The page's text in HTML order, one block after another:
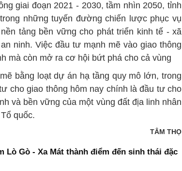
giai đoạn 2021 - 2030, tầm nhìn 2050, tỉnh
những tuyến đường chiến lược phục vụ
tảng bền vững cho phát triển kinh tế - xã
ninh. Việc đầu tư mạnh mẽ vào giao thông
mà còn mở ra cơ hội bứt phá cho cả vùng
bằng loạt dự án hạ tầng quy mô lớn, trong
cho giao thông hôm nay chính là đầu tư cho
và bền vững của một vùng đất địa linh nhân
quốc.
TÂM THỌ
Lò Gò - Xa Mát thành điểm đến sinh thái đặc